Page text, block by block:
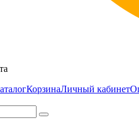
КорзинаЛичный кабинет